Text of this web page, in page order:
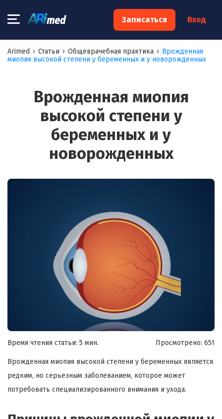
Записаться Вход
Arimed › Статьи › Общеврачебная практика › Врожденная
миопия высокой степени у беременных и у новорожденных
Врожденная миопия
высокой степени у
беременных и у
новорожденных
Время чтения статьи: 5 мин. Просмотрено: 651
Врожденная миопия высокой степени у беременных является
редким, но серьезным заболеванием, которое может
потребовать специализированного внимания и ухода.
×
Запишитесь на консультацию к
специалисту
Ваш телефон:*
Ваш e-mail:*